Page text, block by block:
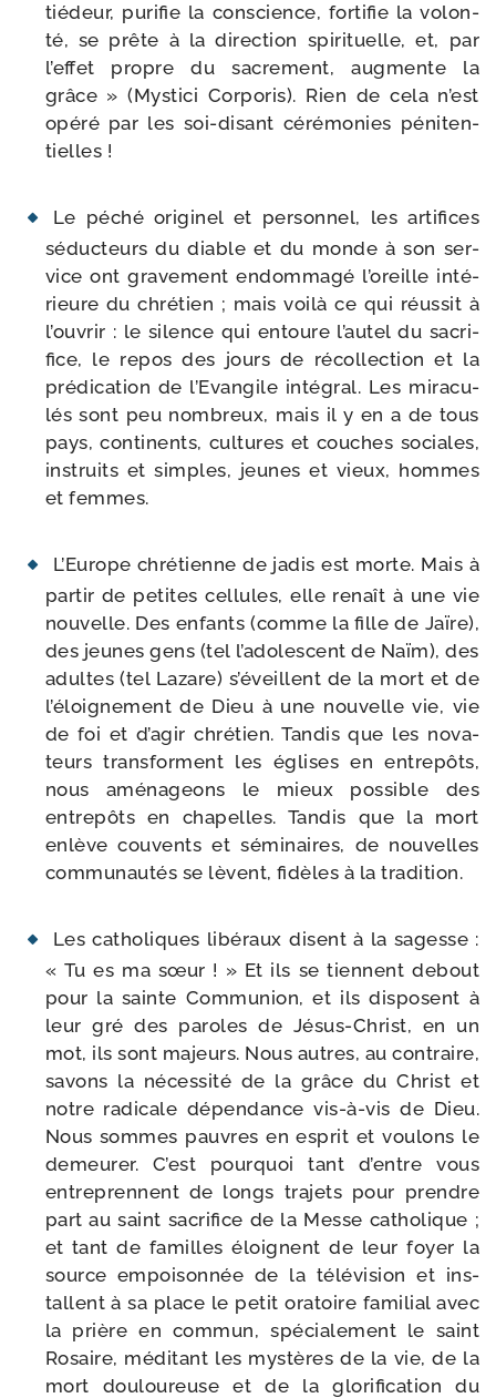
tié­deur, puri­fie la conscience, for­ti­fie la volon­
té, se prête à la direc­tion spi­ri­tuelle, et, par
l’ef­fet propre du sacre­ment, aug­mente la
grâce » (Mystici Corporis). Rien de cela n’est
opé­ré par les soi-​disant céré­mo­nies péni­ten­
tielles !
Le péché ori­gi­nel et per­son­nel, les arti­fices
séduc­teurs du diable et du monde à son ser­
vice ont gra­ve­ment endom­ma­gé l’o­reille inté­
rieure du chré­tien ; mais voi­là ce qui réus­sit à
l’ou­vrir : le silence qui entoure l’au­tel du sacri­
fice, le repos des jours de récol­lec­tion et la
pré­di­ca­tion de l’Evangile inté­gral. Les mira­cu­
lés sont peu nom­breux, mais il y en a de tous
pays, conti­nents, cultures et couches sociales,
ins­truits et simples, jeunes et vieux, hommes
et femmes.
L’Europe chré­tienne de jadis est morte. Mais à
par­tir de petites cel­lules, elle renaît à une vie
nou­velle. Des enfants (comme la fille de Jaïre),
des jeunes gens (tel l’a­do­les­cent de Naïm), des
adultes (tel Lazare) s’é­veillent de la mort et de
l’é­loi­gne­ment de Dieu à une nou­velle vie, vie
de foi et d’a­gir chré­tien. Tandis que les nova­
teurs trans­forment les églises en entre­pôts,
nous amé­na­geons le mieux pos­sible des
entre­pôts en cha­pelles. Tandis que la mort
enlève cou­vents et sémi­naires, de nou­velles
com­mu­nau­tés se lèvent, fidèles à la tra­di­tion.
Les catho­liques libé­raux disent à la sagesse :
« Tu es ma sœur ! » Et ils se tiennent debout
pour la sainte Communion, et ils dis­posent à
leur gré des paroles de Jésus-​Christ, en un
mot, ils sont majeurs. Nous autres, au contraire,
savons la néces­si­té de la grâce du Christ et
notre radi­cale dépen­dance vis-​à-​vis de Dieu.
Nous sommes pauvres en esprit et vou­lons le
demeu­rer. C’est pour­quoi tant d’entre vous
entre­prennent de longs tra­jets pour prendre
part au saint sacri­fice de la Messe catho­lique ;
et tant de familles éloignent de leur foyer la
source empoi­son­née de la télé­vi­sion et ins­
tallent à sa place le petit ora­toire fami­lial avec
la prière en com­mun, spé­cia­le­ment le saint
Rosaire, médi­tant les mys­tères de la vie, de la
mort dou­lou­reuse et de la glo­ri­fi­ca­tion du